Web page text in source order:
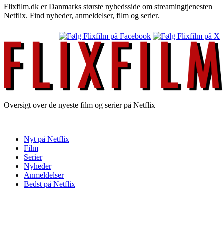
Flixfilm.dk er Danmarks største nyhedsside om streamingtjenesten
Netflix. Find nyheder, anmeldelser, film og serier.
Oversigt over de nyeste film og serier på Netflix
Nyt på Netflix
Film
Serier
Nyheder
Anmeldelser
Bedst på Netflix